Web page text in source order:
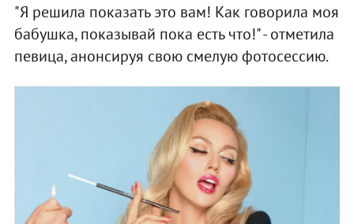
"Я решила показать это вам! Как говорила моя
бабушка, показывай пока есть что!" - отметила
певица, анонсируя свою смелую фотосессию.